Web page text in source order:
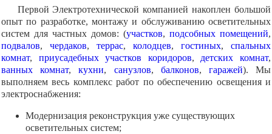
Первой Электротехнической компанией накоплен большой
опыт по разработке, монтажу и обслуживанию осветительных
систем для частных домов: (участков, подсобных помещений,
подвалов, чердаков, террас, колодцев, гостиных, спальных
комнат, приусадебных участков коридоров, детских комнат,
ванных комнат,кухни, санузлов, балконов, гаражей). Мы
выполняем весь комплекс работ по обеспечению освещения и
электроснабжения:
Модернизация реконструкция уже существующих
осветительных систем;